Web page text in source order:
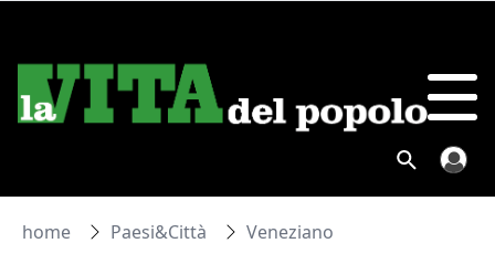
home Paesi&Città Veneziano